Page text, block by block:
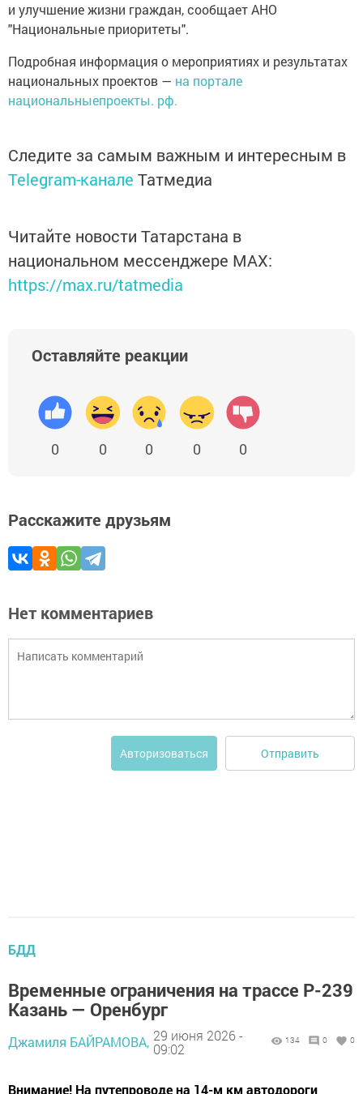
и улучшение жизни граждан, сообщает АНО
"Национальные приоритеты".
Подробная информация о мероприятиях и результатах
национальных проектов — на портале
национальныепроекты. рф.
Следите за самым важным и интересным в
Telegram-канале Татмедиа
Читайте новости Татарстана в
национальном мессенджере MАХ:
https://max.ru/tatmedia
Оставляйте реакции
0 0 0 0 0
Расскажите друзьям
Нет комментариев
Авторизоваться Отправить
БДД
Временные ограничения на трассе Р-239
Казань — Оренбург
Джамиля БАЙРАМОВА, 29 июня 2026 -
09:02
134 0 0
Внимание! На путепроводе на 14-м км автодороги